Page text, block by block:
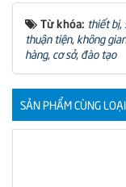
Từ khóa: thiết bị,
thuận tiện, không gian
hàng, cơ sở, đào tạo
SẢN PHẨM CÙNG LOẠI